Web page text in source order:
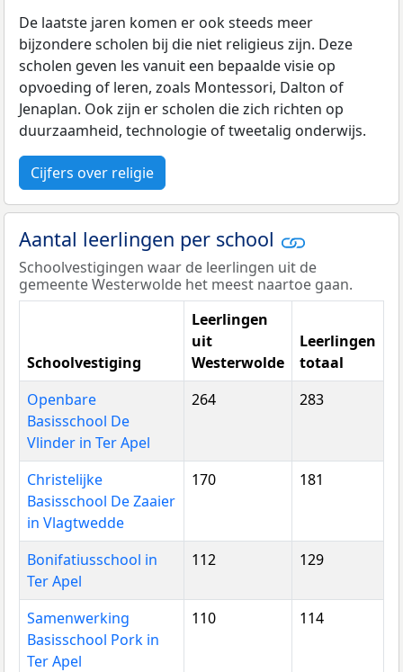
De laatste jaren komen er ook steeds meer
bijzondere scholen bij die niet religieus zijn. Deze
scholen geven les vanuit een bepaalde visie op
opvoeding of leren, zoals Montessori, Dalton of
Jenaplan. Ook zijn er scholen die zich richten op
duurzaamheid, technologie of tweetalig onderwijs.
Cijfers over religie
Aantal leerlingen per school
Schoolvestigingen waar de leerlingen uit de
gemeente Westerwolde het meest naartoe gaan.
Schoolvestiging
Leerlingen
uit
Westerwolde
Leerlingen
totaal
Openbare
Basisschool De
Vlinder in Ter Apel
264 283
Christelijke
Basisschool De Zaaier
in Vlagtwedde
170 181
Bonifatiusschool in
Ter Apel
112 129
Samenwerking
Basisschool Pork in
Ter Apel
110 114